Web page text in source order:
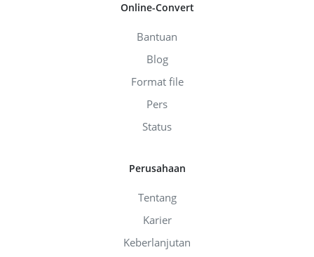
Online-Convert
Bantuan
Blog
Format file
Pers
Status
Perusahaan
Tentang
Karier
Keberlanjutan